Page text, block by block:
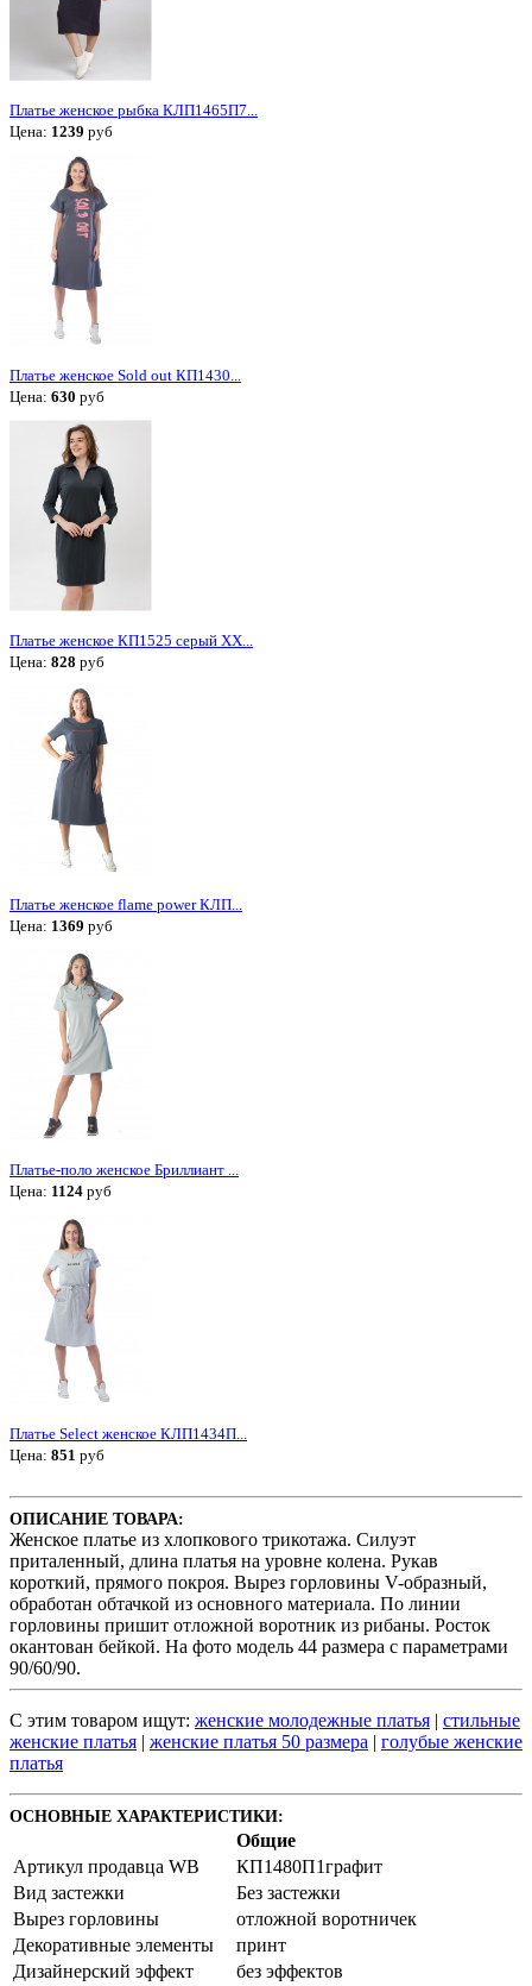
Платье женское рыбка КЛП1465П7...
Цена: 1239 руб
Платье женское Sold out КП1430...
Цена: 630 руб
Платье женское КП1525 серый ХХ...
Цена: 828 руб
Платье женское flame power КЛП...
Цена: 1369 руб
Платье-поло женское Бриллиант ...
Цена: 1124 руб
Платье Select женское КЛП1434П...
Цена: 851 руб
ОПИСАНИЕ ТОВАРА:
Женское платье из хлопкового трикотажа. Силуэт
приталенный, длина платья на уровне колена. Рукав
короткий, прямого покроя. Вырез горловины V-образный,
обработан обтачкой из основного материала. По линии
горловины пришит отложной воротник из рибаны. Росток
окантован бейкой. На фото модель 44 размера с параметрами
90/60/90.
С этим товаром ищут: женские молодежные платья | стильные
женские платья | женские платья 50 размера | голубые женские
платья
ОСНОВНЫЕ ХАРАКТЕРИСТИКИ:
Общие
Артикул продавца WB
КП1480П1графит
Вид застежки
Без застежки
Вырез горловины
отложной воротничек
Декоративные элементы
принт
Дизайнерский эффект
без эффектов